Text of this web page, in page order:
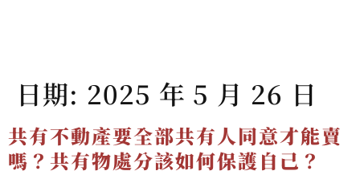
日期: 2025 年 5 月 26 日
共有不動產要全部共有人同意才能賣
嗎？共有物處分該如何保護自己？